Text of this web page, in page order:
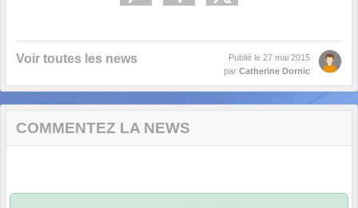
Voir toutes les news Publié le 27 mai 2015
par Catherine Dornic
COMMENTEZ LA NEWS